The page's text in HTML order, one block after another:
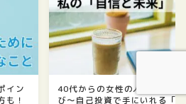
イン
も！
40代からの女性の人生を変え
び〜自己投資で手にいれる「